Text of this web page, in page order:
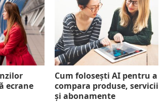
ecrane
Cum folosești AI pentru a
compara produse, servicii
și abonamente